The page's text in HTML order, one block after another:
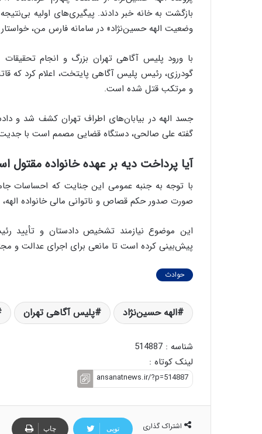
بازگشت به خانه خبر دادند. پیگیری‌های اولیه
وضعیت الهه حسین‌نژاد» در سامانه فارس من،
با ورود پلیس آگاهی تهران بزرگ و انجام
گودرزی، رئیس پلیس آگاهی پایتخت، اعلام کرد که
و مرتکب قتل شده است.
جسد الهه در بیابان‌های اطراف تهران کشف شد و
گفته علی صالحی، دستگاه قضایی مصمم است با
آیا پرداخت دیه بر عهده خانواده مقتول
با توجه به جنبه عمومی این جنایت که احساسات
صورت صدور حکم قصاص و ناتوانی مالی خانواده
این موضوع نیازمند تشخیص دادستان و تأیید
پیش‌بینی کرده است تا مانعی برای اجرای عدالت و
حوادث
الهه حسین‌نژاد پلیس آگاهی تهران
شناسه : 514887
لینک کوتاه :
اشتراک گذاری تویی چاپ